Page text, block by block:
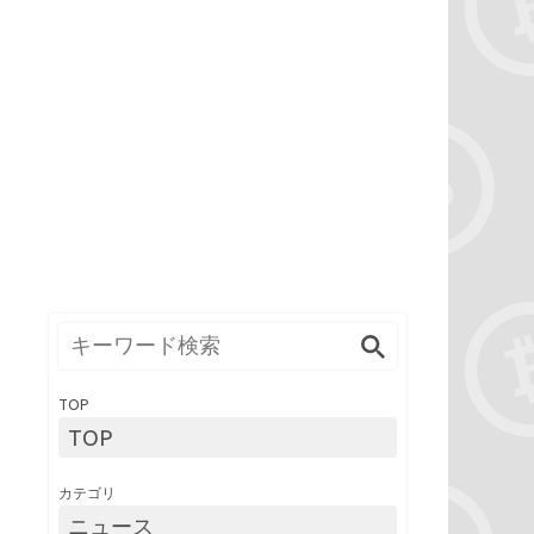
TOP
TOP
カテゴリ
ニュース